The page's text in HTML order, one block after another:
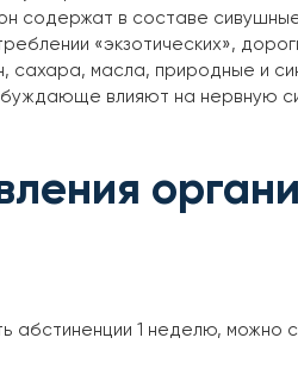
содержат в составе
«экзотических»,
сахара, масла, природные и
влияют на нервную
абстиненции 1 неделю, можно